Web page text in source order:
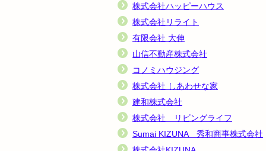
株式会社ハッピーハウス
株式会社リライト
有限会社 大伸
山信不動産株式会社
コノミハウジング
株式会社 しあわせな家
建和株式会社
株式会社 リビングライフ
Sumai KIZUNA 秀和商事株式会社